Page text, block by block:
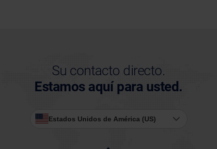
Su contacto directo.
Estamos aquí para usted.
Estados Unidos de América (US)